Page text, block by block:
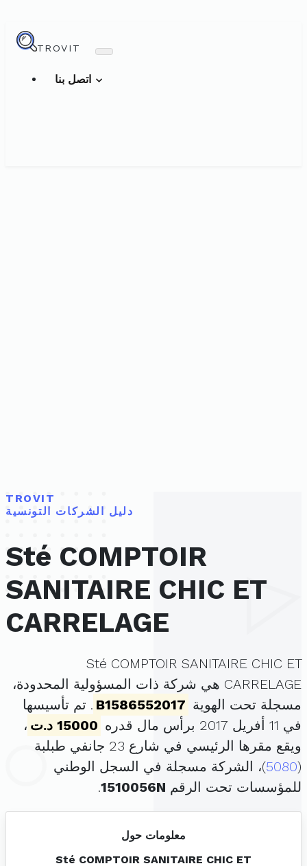
TROVIT
TROVIT
دليل الشركات التونسية
Sté COMPTOIR
SANITAIRE CHIC ET
CARRELAGE
Sté COMPTOIR SANITAIRE CHIC ET
CARRELAGE هي شركة ذات المسؤولية المحدودة،
مسجلة تحت الهوية B1586552017 . تم تأسيسها
في 11 أفريل 2017 برأس مال قدره
15000 د.ت
،
ويقع مقرها الرئيسي في شارع 23 جانفي طبلبة
(
5080)، الشركة مسجلة في السجل الوطني
للمؤسسات تحت الرقم 1510056N
.
معلومات حول
Sté COMPTOIR SANITAIRE CHIC ET